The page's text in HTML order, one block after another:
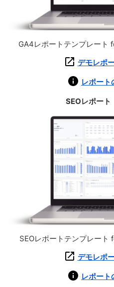
GA4レポートテンプレート
デモレポ
レポート
SEOレポート
SEOレポートテンプレート
デモレポ
レポート